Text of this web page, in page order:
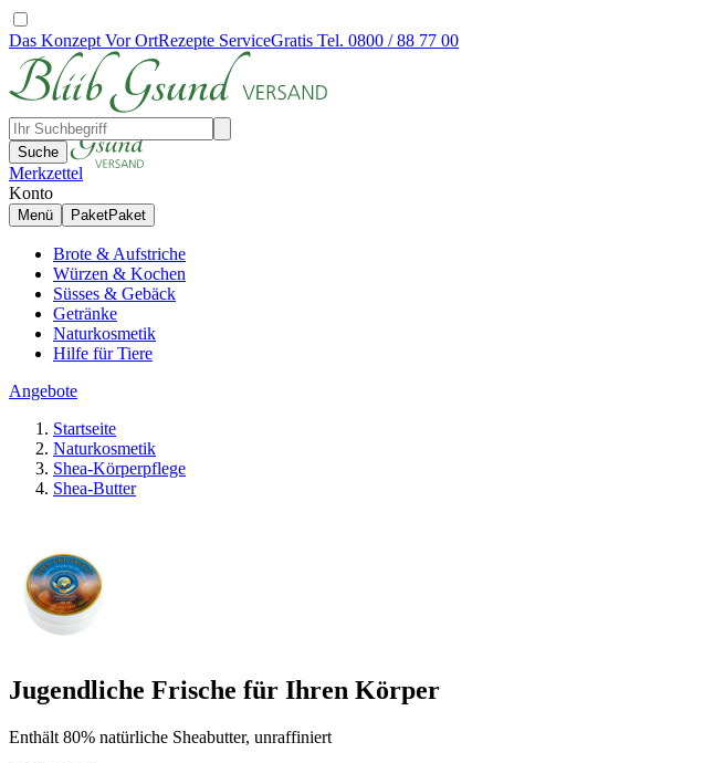
Das Konzept Vor OrtRezepte ServiceGratis Tel. 0800 / 88 77 00
Suche
Merkzettel
Konto
Menü PaketPaket
Brote & Aufstriche
Würzen & Kochen
Süsses & Gebäck
Getränke
Naturkosmetik
Hilfe für Tiere
Angebote
Startseite
Naturkosmetik
Shea-Körperpflege
Shea-Butter
Jugendliche Frische für Ihren Körper
Enthält 80% natürliche Sheabutter, unraffiniert